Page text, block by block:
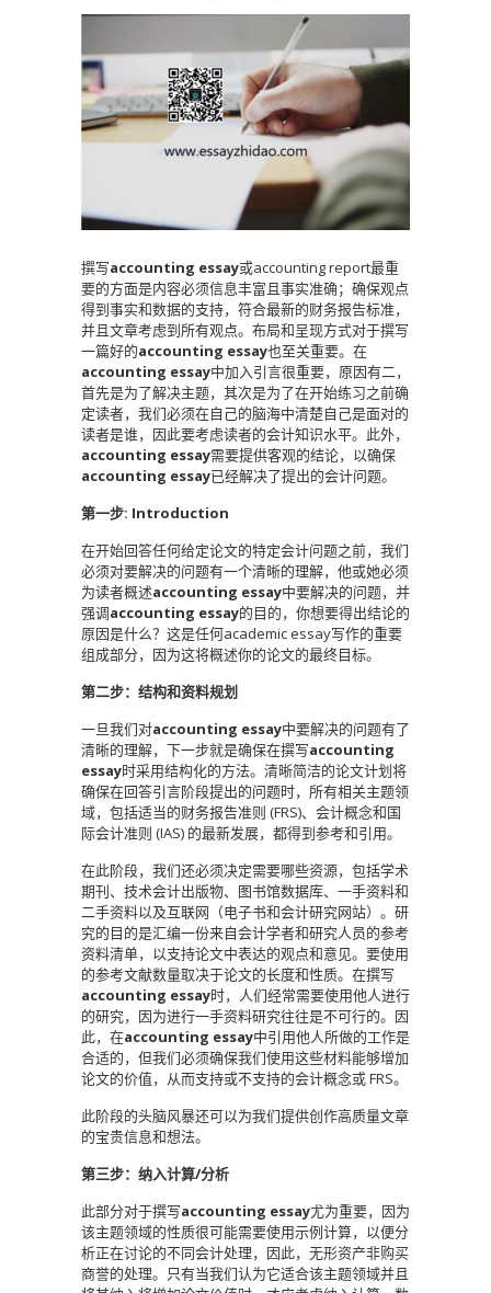
撰写accounting essay或accounting report最重
要的方面是内容必须信息丰富且事实准确；确保观点
得到事实和数据的支持，符合最新的财务报告标准，
并且文章考虑到所有观点。布局和呈现方式对于撰写
一篇好的accounting essay也至关重要。在
accounting essay中加入引言很重要，原因有二，
首先是为了解决主题，其次是为了在开始练习之前确
定读者，我们必须在自己的脑海中清楚自己是面对的
读者是谁，因此要考虑读者的会计知识水平。此外，
accounting essay需要提供客观的结论，以确保
accounting essay已经解决了提出的会计问题。
第一步: Introduction
在开始回答任何给定论文的特定会计问题之前，我们
必须对要解决的问题有一个清晰的理解，他或她必须
为读者概述accounting essay中要解决的问题，并
强调accounting essay的目的，你想要得出结论的
原因是什么？这是任何academic essay写作的重要
组成部分，因为这将概述你的论文的最终目标。
第二步：结构和资料规划
一旦我们对accounting essay中要解决的问题有了
清晰的理解，下一步就是确保在撰写accounting
essay时采用结构化的方法。清晰简洁的论文计划将
确保在回答引言阶段提出的问题时，所有相关主题领
域，包括适当的财务报告准则 (FRS)、会计概念和国
际会计准则 (IAS) 的最新发展，都得到参考和引用。
在此阶段，我们还必须决定需要哪些资源，包括学术
期刊、技术会计出版物、图书馆数据库、一手资料和
二手资料以及互联网（电子书和会计研究网站）。研
究的目的是汇编一份来自会计学者和研究人员的参考
资料清单，以支持论文中表达的观点和意见。要使用
的参考文献数量取决于论文的长度和性质。在撰写
accounting essay时，人们经常需要使用他人进行
的研究，因为进行一手资料研究往往是不可行的。因
此，在accounting essay中引用他人所做的工作是
合适的，但我们必须确保我们使用这些材料能够增加
论文的价值，从而支持或不支持的会计概念或 FRS。
此阶段的头脑风暴还可以为我们提供创作高质量文章
的宝贵信息和想法。
第三步：纳入计算/分析
此部分对于撰写accounting essay尤为重要，因为
该主题领域的性质很可能需要使用示例计算，以便分
析正在讨论的不同会计处理，因此，无形资产非购买
商誉的处理。只有当我们认为它适合该主题领域并且